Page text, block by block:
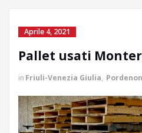
Aprile 4, 2021
Pallet usati
in Friuli-Venezia Giulia,